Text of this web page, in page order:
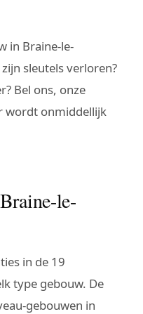
in Braine-le-
sleutels verloren?
Bel ons, onze
wordt onmiddellijk
le-
in de 19
type gebouw. De
gebouwen in